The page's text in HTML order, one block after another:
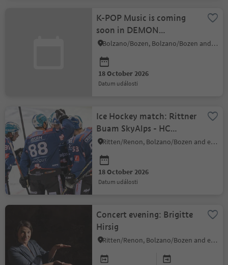
K-POP Music is coming
soon in DEMON
HUNTERS and SODA POP
Bolzano/Bozen, Bolzano/Bozen and environs
18 October 2026
datum události
Ice Hockey match: Rittner
Buam SkyAlps - HC
Asiago
Ritten/Renon, Bolzano/Bozen and environs
18 October 2026
datum události
Concert evening: Brigitte
Hirsig
Ritten/Renon, Bolzano/Bozen and environs